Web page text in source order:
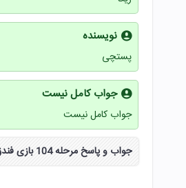
نویسنده
پستچی
جواب کامل نیست
جواب کامل نیست
جواب و پاسخ مرحله 104 بازی فندق صد و چهار ۱۰۴ به صورت مراحل کامل از سایت نکس لود دریافت کنید.